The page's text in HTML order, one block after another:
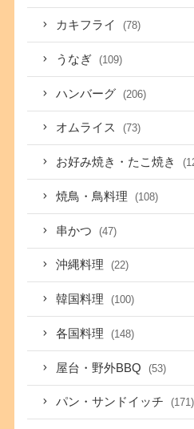
カキフライ (78)
うなぎ (109)
ハンバーグ (206)
オムライス (73)
お好み焼き・たこ焼き
焼鳥・鳥料理 (108)
串かつ (47)
沖縄料理 (22)
韓国料理 (100)
各国料理 (148)
屋台・野外BBQ (53)
パン・サンドイッチ (171)